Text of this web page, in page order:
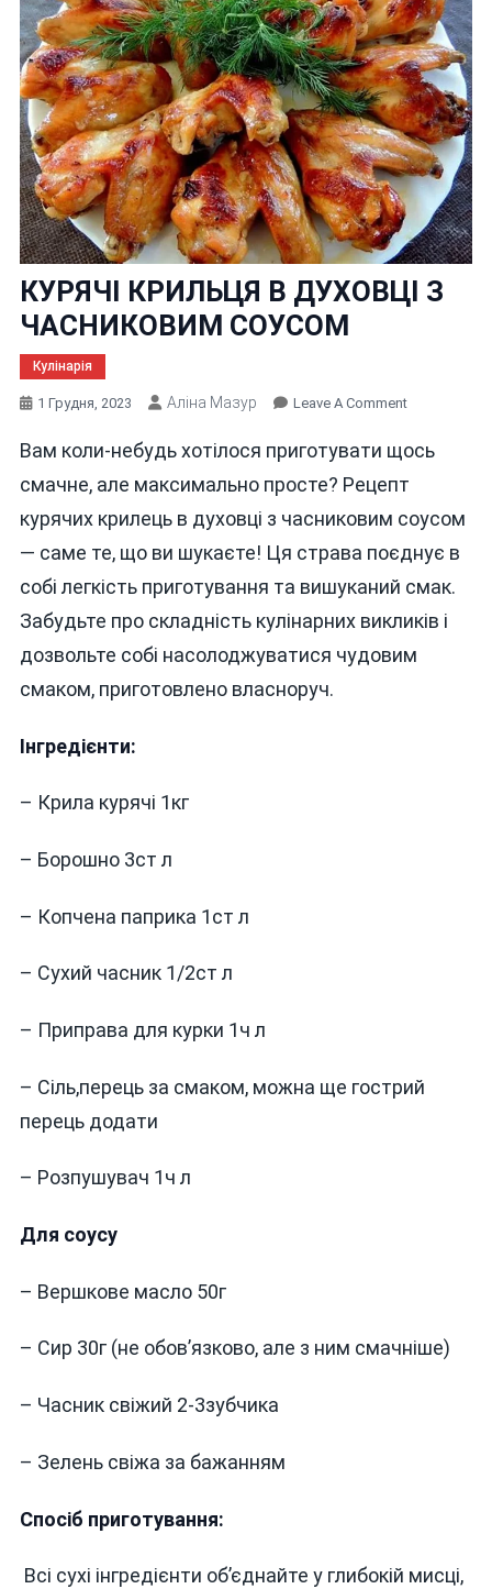
КУРЯЧІ КРИЛЬЦЯ В ДУХОВЦІ З
ЧАСНИКОВИМ СОУСОМ
Кулінарія
1 Грудня, 2023 Аліна Мазур Leave A CommentOn
КРИЛЬЦЯ
В
З
Вам коли-небудь хотілося приготувати щось
смачне, але максимально просте? Рецепт
курячих крилець в духовці з часниковим соусом
— саме те, що ви шукаєте! Ця страва поєднує в
собі легкість приготування та вишуканий смак.
Забудьте про складність кулінарних викликів і
дозвольте собі насолоджуватися чудовим
смаком, приготовлено власноруч.
Інгредієнти:
– Крила курячі 1кг
– Борошно 3ст л
– Копчена паприка 1ст л
– Сухий часник 1/2ст л
– Приправа для курки 1ч л
– Сіль,перець за смаком, можна ще гострий
перець додати
– Розпушувач 1ч л
Для соусу
– Вершкове масло 50г
– Сир 30г (не обовʼязково, але з ним смачніше)
– Часник свіжий 2-3зубчика
– Зелень свіжа за бажанням
Спосіб приготування:
Всі сухі інгредієнти обʼєднайте у глибокій мисці,